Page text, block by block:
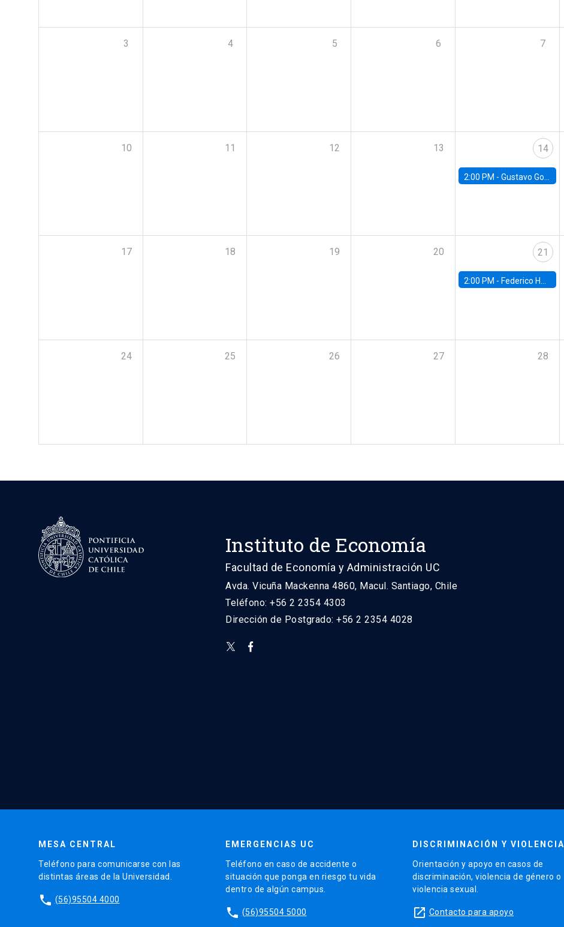
3 4 5 6 7
10 11 12 13 14
2:00 PM - Gustavo González - Banco Central de Chile
17 18 19 20 21
2:00 PM - Federico Huneeus - Banco Central de Chile
24 25 26 27 28
Instituto de Economía
Facultad de Economía y Administración UC
Avda. Vicuña Mackenna 4860, Macul. Santiago, Chile
Teléfono: +56 2 2354 4303
Dirección de Postgrado: +56 2 2354 4028
MESA CENTRAL
Teléfono para comunicarse con las
distintas áreas de la Universidad.
phone (56)95504 4000
EMERGENCIAS UC
Teléfono en caso de accidente o
situación que ponga en riesgo tu vida
dentro de algún campus.
phone (56)95504 5000
DISCRIMINACIÓN Y VIOLENCIA
Orientación y apoyo en casos de
discriminación, violencia de género o
violencia sexual.
launch Contacto para apoyo